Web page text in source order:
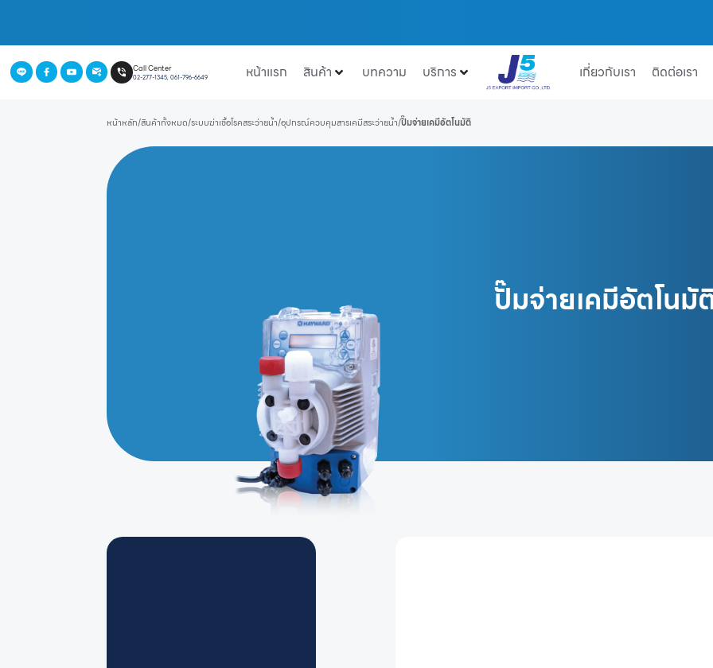
Call Center
02-277-1345, 061-796-6649 หน้าแรก สินค้า บทความ บริการ เกี่ยวกับเรา ติดต่อเรา
หน้าหลัก/สินค้าทั้งหมด/ระบบฆ่าเชื้อโรคสระว่ายน้ำ/อุปกรณ์ควบคุมสารเคมีสระว่ายน้ำ/ปั๊มจ่ายเคมีอัตโนมัติ
ปั๊มจ่ายเคมีอัตโนมั